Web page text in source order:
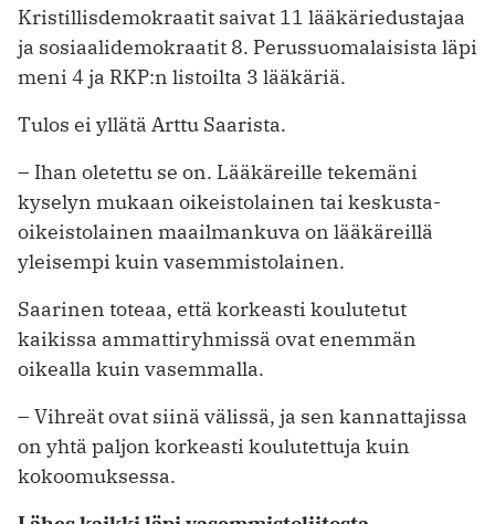
Kristillisdemokraatit saivat 11 lääkäriedustajaa
ja sosiaalidemokraatit 8. Perussuomalaisista läpi
meni 4 ja RKP:n listoilta 3 lääkäriä.
Tulos ei yllätä Arttu Saarista.
– Ihan oletettu se on. Lääkäreille tekemäni
kyselyn mukaan oikeistolainen tai keskusta-
oikeistolainen maailmankuva on lääkäreillä
yleisempi kuin vasemmistolainen.
Saarinen toteaa, että korkeasti koulutetut
kaikissa ammattiryhmissä ovat enemmän
oikealla kuin vasemmalla.
– Vihreät ovat siinä välissä, ja sen kannattajissa
on yhtä paljon korkeasti koulutettuja kuin
kokoomuksessa.